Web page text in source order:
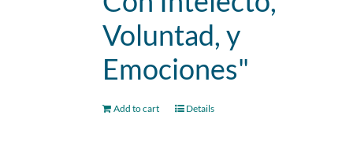
Voluntad, y
Emociones"
Add to cart Details